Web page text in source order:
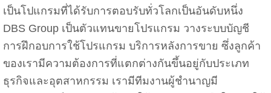
เป็นโปแกรมที่ได้รับการตอบรับทั่วโลกเป็นอันดับหนึ่ง
DBS Group เป็นตัวแทนขายโปรแกรม วางระบบบัญชี
การฝึกอบการใช้โปรแกรม บริการหลังการขาย ซึ่งลูกค้า
ของเรามีความต้องการที่แตกต่างกันขึ้นอยู่กับประเภท
ธุรกิจและอุตสาหกรรม เรามีทีมงานผู้ชำนาญมี